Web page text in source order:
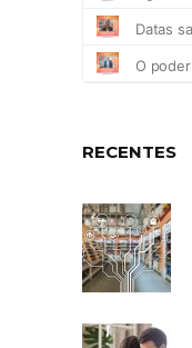
RECENTES